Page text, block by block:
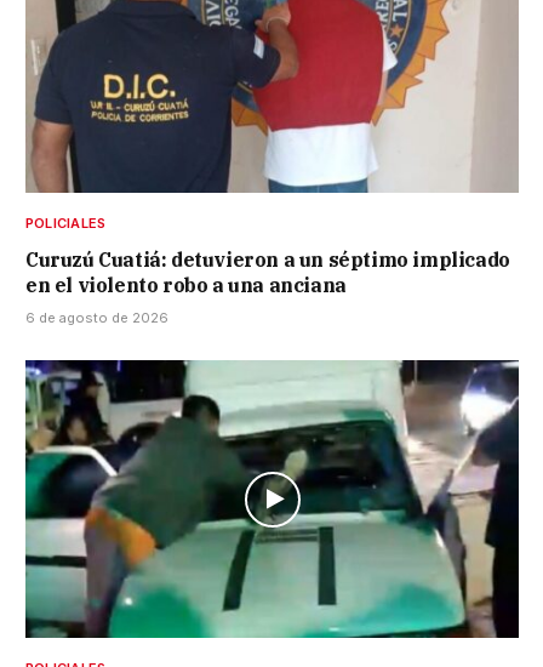
POLICIALES
Curuzú Cuatiá: detuvieron a un séptimo implicado
en el violento robo a una anciana
6 de agosto de 2026